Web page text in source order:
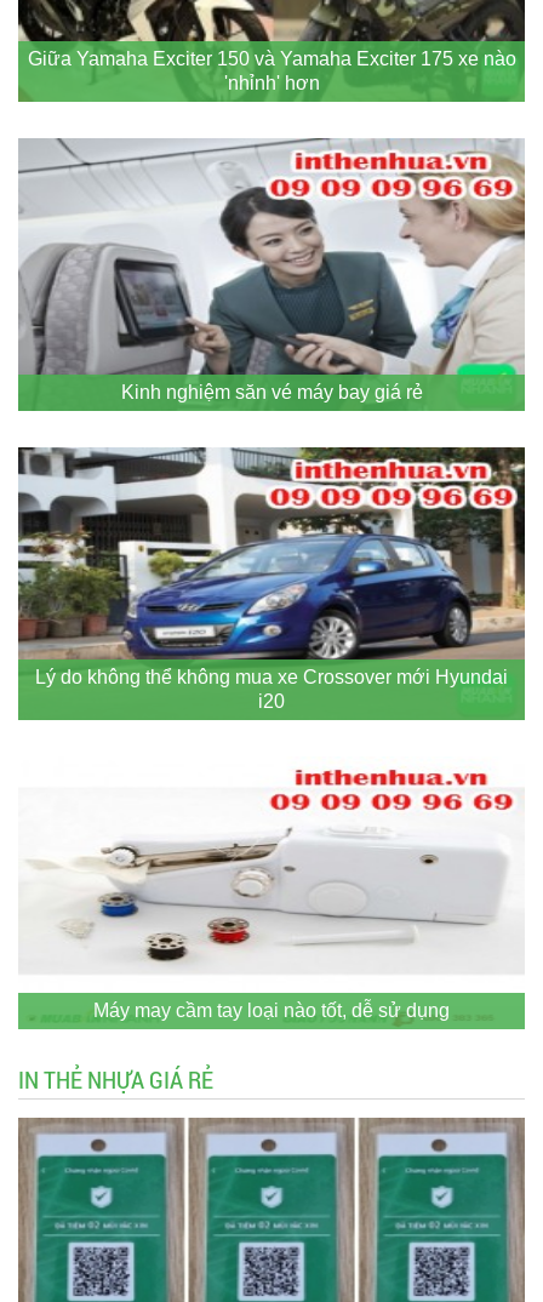
Giữa Yamaha Exciter 150 và Yamaha Exciter 175 xe nào
'nhỉnh' hơn
Kinh nghiệm săn vé máy bay giá rẻ
Lý do không thể không mua xe Crossover mới Hyundai
i20
Máy may cầm tay loại nào tốt, dễ sử dụng
IN THẺ NHỰA GIÁ RẺ